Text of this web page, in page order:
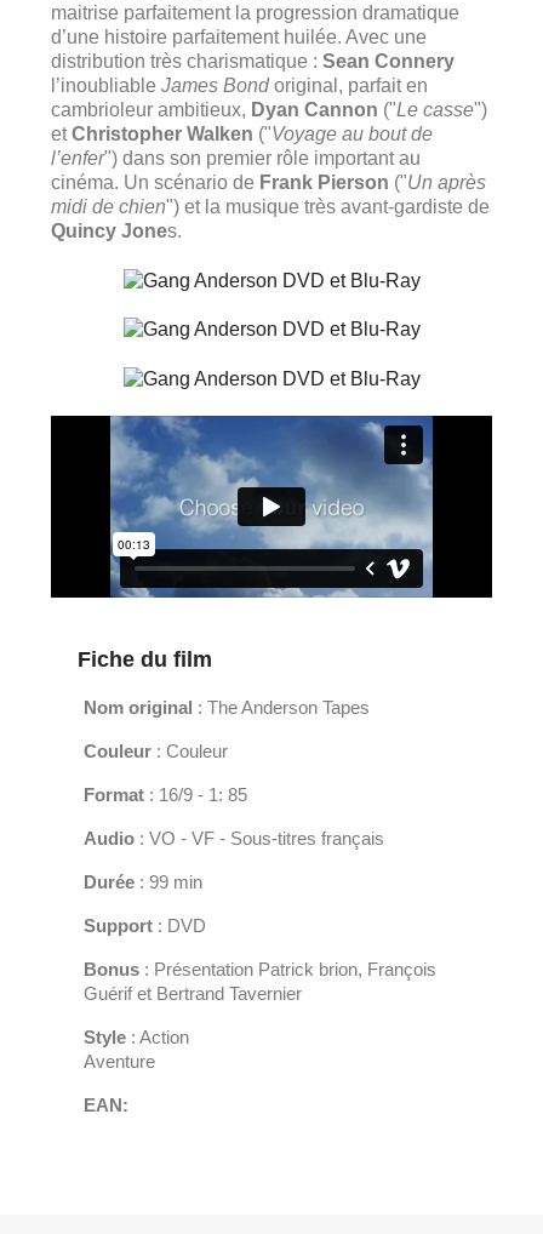
maitrise parfaitement la progression dramatique
d’une histoire parfaitement huilée. Avec une
distribution très charismatique : Sean Connery
l’inoubliable James Bondoriginal, parfait en
cambrioleur ambitieux, Dyan Cannon ("Le casse")
etChristopher Walken ("Voyage au bout de
l’enfer") dans son premier rôle important au
cinéma. Un scénario de Frank Pierson ("Un après
midi de chien") et la musique très avant-gardiste de
Quincy Jones.
Fiche du film
Nom original : The Anderson Tapes
Couleur : Couleur
Format : 16/9 - 1: 85
Audio : VO - VF - Sous-titres français
Durée : 99 min
Support : DVD
Bonus : Présentation Patrick brion, François
Guérif et Bertrand Tavernier
Style : Action
Aventure
EAN: